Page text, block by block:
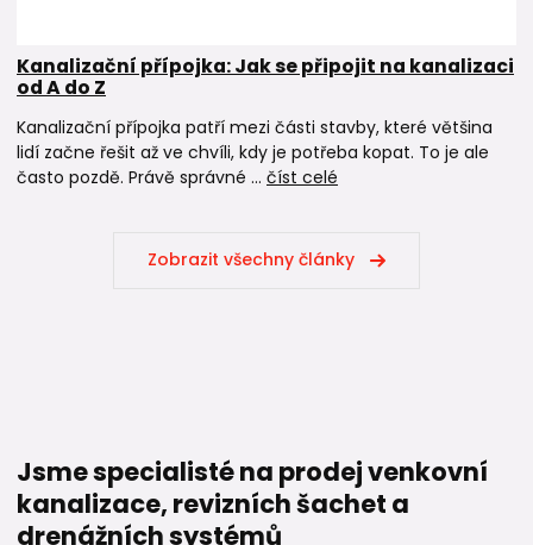
Kanalizační přípojka: Jak se připojit na kanalizaci
od A do Z
Kanalizační přípojka patří mezi části stavby, které většina
lidí začne řešit až ve chvíli, kdy je potřeba kopat. To je ale
často pozdě. Právě správné ... číst celé
Zobrazit všechny články
Jsme specialisté na prodej venkovní
kanalizace, revizních šachet a
drenážních systémů